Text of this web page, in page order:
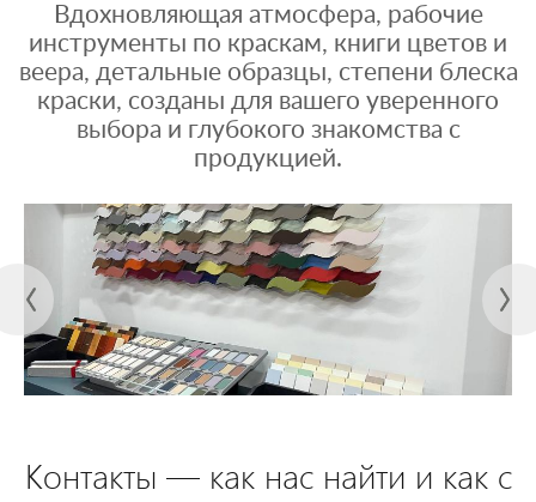
Вдохновляющая атмосфера, рабочие
инструменты по краскам, книги цветов и
веера, детальные образцы, степени блеска
краски, созданы для вашего уверенного
выбора и глубокого знакомства с
продукцией.
Контакты — как нас найти и как с